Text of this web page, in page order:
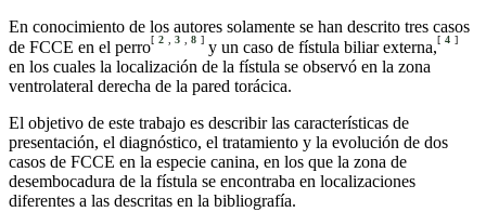
En conocimiento de los autores solamente se han descrito tres casos
de FCCE en el perro[ 2 , 3 , 8 ] y un caso de fístula biliar externa,[ 4 ]
en los cuales la localización de la fístula se observó en la zona
ventrolateral derecha de la pared torácica.
El objetivo de este trabajo es describir las características de
presentación, el diagnóstico, el tratamiento y la evolución de dos
casos de FCCE en la especie canina, en los que la zona de
desembocadura de la fístula se encontraba en localizaciones
diferentes a las descritas en la bibliografía.